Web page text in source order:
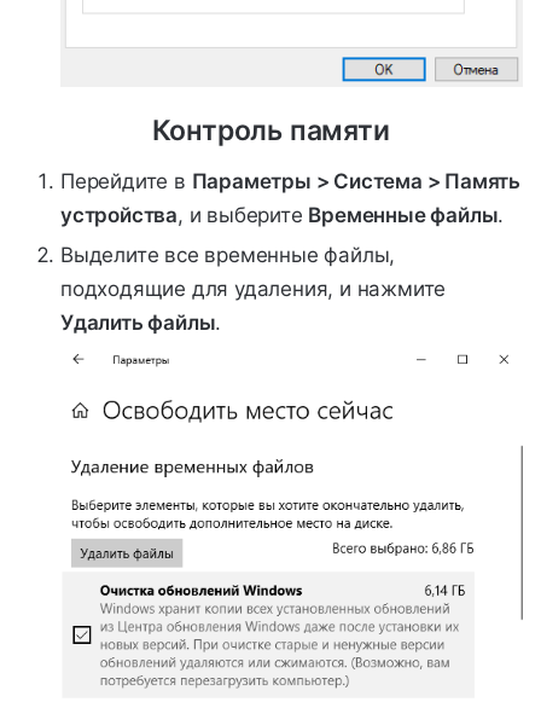
Контроль памяти
Перейдите в Параметры > Система > Память
устройства, и выберите Временные файлы.
Выделите все временные файлы,
подходящие для удаления, и нажмите
Удалить файлы.